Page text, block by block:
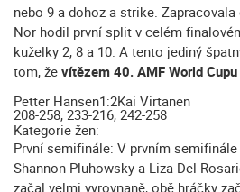
nebo 9 a dohoz a strike.
Nor hodil první split v celém
kuželky 2, 8 a 10. A tento jediný
tom, že vítězem 40. AMF World
Petter Hansen1:2Kai Virtanen
208-258, 233-216, 242-258
Kategorie žen:
První semifinále: V prvním
Shannon Pluhowsky a Liza Del
začal velmi vyrovnaně, obě hráčky